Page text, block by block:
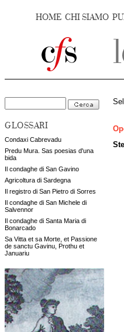
HOME CHI SIAMO
GLOSSARI
Condaxi Cabrevadu
Predu Mura. Sas poesias d'una
bida
Il condaghe di San Gavino
Agricoltura di Sardegna
Il registro di San Pietro di Sorres
Il condaghe di San Michele di
Salvennor
Il condaghe di Santa Maria di
Bonarcado
Sa Vitta et sa Morte, et Passione
de sanctu Gavinu, Prothu et
Januariu